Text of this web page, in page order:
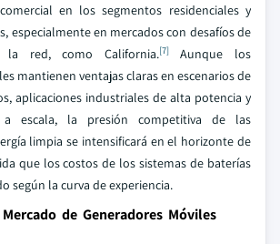
en los segmentos residenciales y
especialmente en mercados con desafíos de
la red, como California.[7]Aunque los
mantienen ventajas claras en escenarios de
aplicaciones industriales de alta potencia y
escala, la presión competitiva de las
limpia se intensificará en el horizonte de
que los costos de los sistemas de baterías
según la curva de experiencia.
de Generadores Móviles